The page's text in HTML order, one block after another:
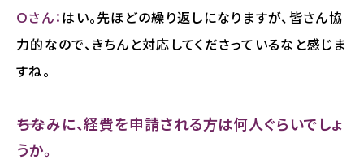
Ｏさん：はい。先ほどの繰り返しになりますが、皆さん協
力的なので、きちんと対応してくださっているなと感じま
すね。
――ちなみに、経費を申請される方は何人ぐらいでしょ
うか。